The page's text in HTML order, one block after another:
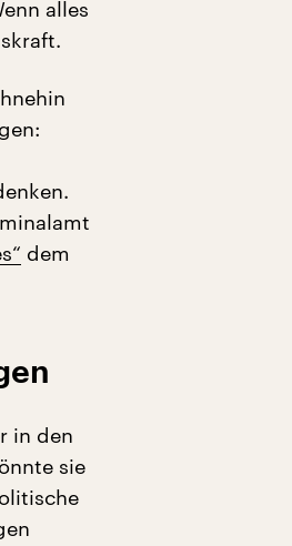
alles
dem
in den
sie